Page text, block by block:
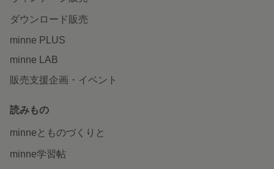
ダウンロード販売
minne PLUS
minne LAB
販売支援企画・イベント
読みもの
minneとものづくりと
minne学習帖